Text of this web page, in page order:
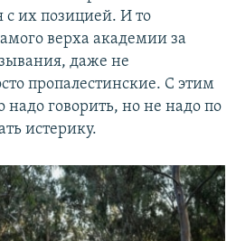
с их позицией. И то
верха академии за
даже не
пропалестинские. С этим
надо говорить, но не надо по
истерику.